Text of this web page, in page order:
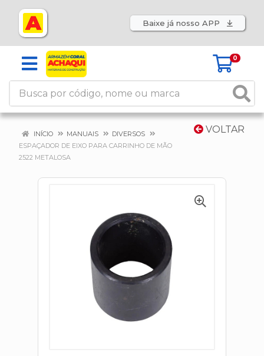
Baixe já nosso APP
0
VOLTAR
INÍCIO MANUAIS
DIVERSOS
ESPAÇADOR DE EIXO PARA CARRINHO DE MÃO
2522 METALOSA